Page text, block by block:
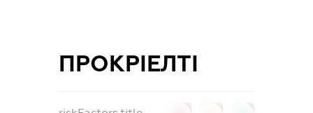
ПРОКРІЕЛТІ